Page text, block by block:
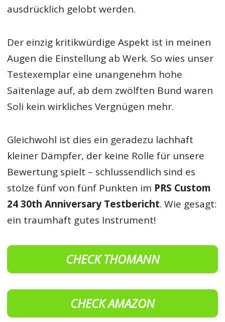
ausdrücklich gelobt werden.
Der einzig kritikwürdige Aspekt ist in meinen
Augen die Einstellung ab Werk. So wies unser
Testexemplar eine unangenehm hohe
Saitenlage auf, ab dem zwölften Bund waren
Soli kein wirkliches Vergnügen mehr.
Gleichwohl ist dies ein geradezu lachhaft
kleiner Dämpfer, der keine Rolle für unsere
Bewertung spielt – schlussendlich sind es
stolze fünf von fünf Punkten im PRS Custom
24 30th Anniversary Testbericht. Wie gesagt:
ein traumhaft gutes Instrument!
CHECK THOMANN
CHECK AMAZON